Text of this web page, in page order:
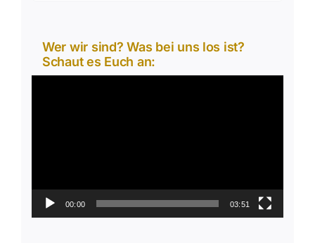
Wer wir sind? Was bei uns los ist?
Schaut es Euch an:
00:00 03:51